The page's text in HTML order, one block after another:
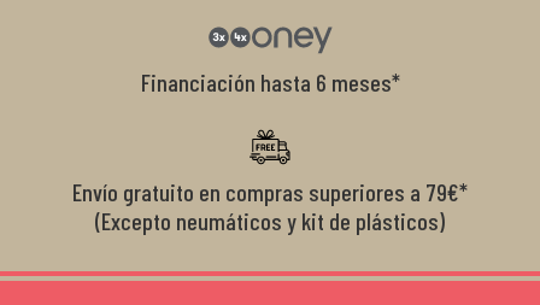
Financiación hasta 6 meses*
Envío gratuito en compras superiores a 79€*
(Excepto neumáticos y kit de plásticos)